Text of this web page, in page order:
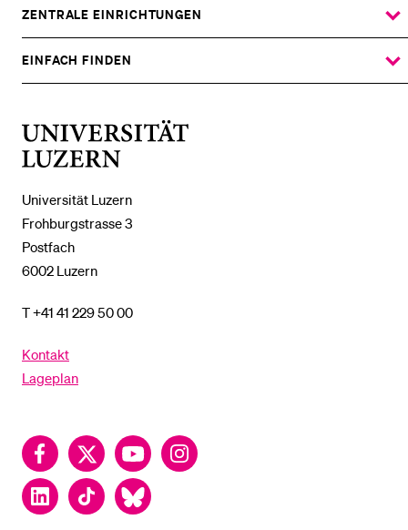
Universität Luzern
Frohburgstrasse 3
Postfach
6002 Luzern
T +41 41 229 50 00
Kontakt
Lageplan
FacebookTwitter YouTubeInstagram
LinkedInTikTok Bluesky
UNTERMENÜ
ZENTRALE EINRICHTUNGEN
ZEIGE
DAS
UNTERMENÜ
EINFACH FINDEN
ZEIGE
DAS